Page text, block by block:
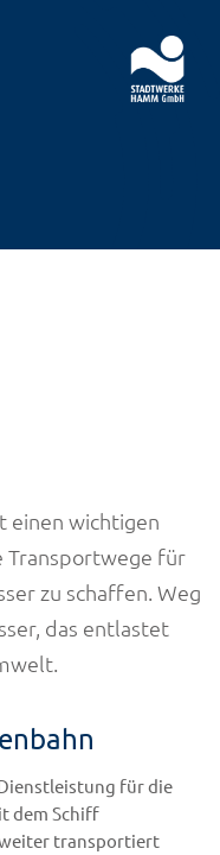
einen wichtigen
für
zu schaffen. Weg
das entlastet
für die
dem Schiff
transportiert